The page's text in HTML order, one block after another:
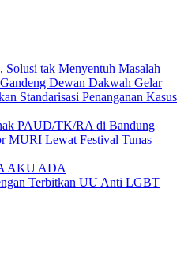
tak Menyentuh Masalah
Dewan Dakwah Gelar
Standarisasi Penanganan Kasus
PAUD/TK/RA di Bandung
MURI Lewat Festival Tunas
AKU ADA
Terbitkan UU Anti LGBT